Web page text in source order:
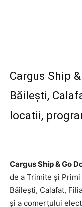
Cargus Ship
Băilești,
locatii,
Cargus Ship & Go
de a Trimite și
Băilești, Calafat,
și a comerțului